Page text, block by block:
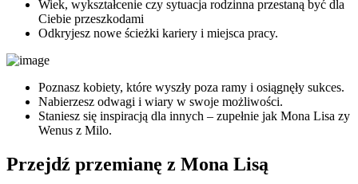
Wiek, wykształcenie czy sytuacja rodzinna przestaną być dla
Ciebie przeszkodami
Odkryjesz nowe ścieżki kariery i miejsca pracy.
Poznasz kobiety, które wyszły poza ramy i osiągnęły sukces.
Nabierzesz odwagi i wiary w swoje możliwości.
Staniesz się inspiracją dla innych – zupełnie jak Mona Lisa zy
Wenus z Milo.
Przejdź przemianę z Mona Lisą